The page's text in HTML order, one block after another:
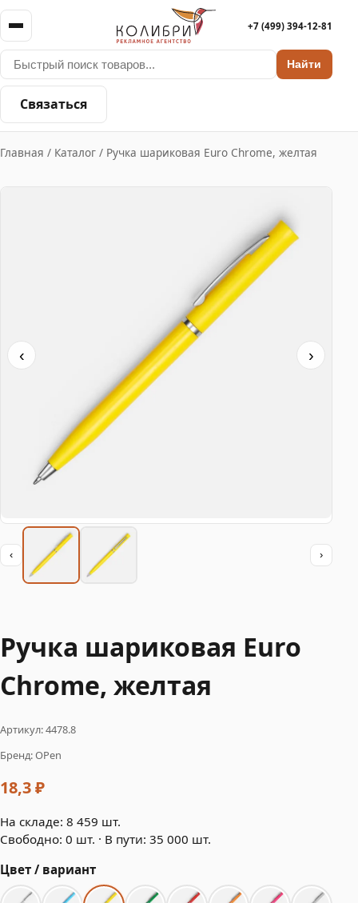
Найти
+7 (499) 394-12-81
Связаться
Главная / Каталог / Ручка шариковая Euro Chrome, желтая
‹ ›
‹ ›
Ручка шариковая Euro
Chrome, желтая
Артикул: 4478.8
Бренд: OPen
18,3 ₽
На складе: 8 459 шт.
Свободно: 0 шт. · В пути: 35 000 шт.
Цвет / вариант